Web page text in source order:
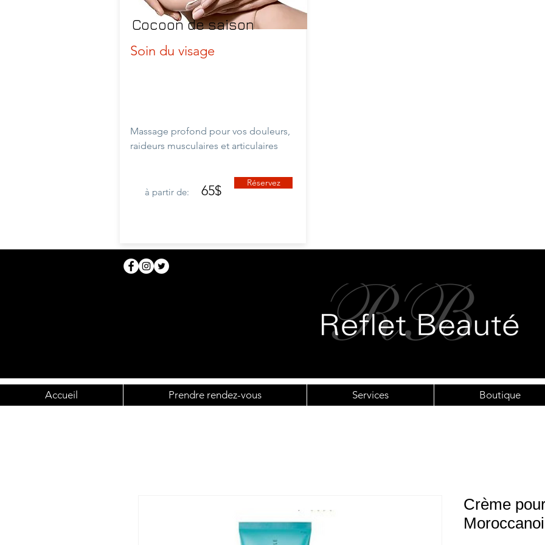
Cocoon de saison
Soin du visage
Massage profond pour vos douleurs,
raideurs musculaires et articulaires
à partir de: 65$ Réservez
Accueil Prendre rendez-vous Services Boutique
Crème